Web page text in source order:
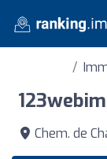
Chem. de